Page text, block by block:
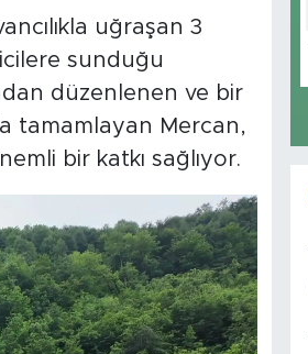
uğraşan 3
sunduğu
düzenlenen ve bir
tamamlayan Mercan,
bir katkı sağlıyor.